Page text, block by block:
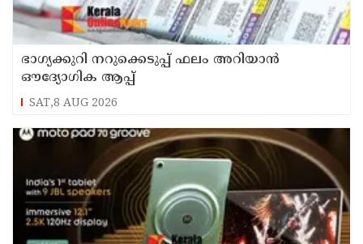
ഭാഗ്യക്കുറി നറുക്കെടുപ്പ് ഫലം അറിയാൻ
ഔദ്യോഗിക ആപ്പ്
SAT,8 AUG 2026